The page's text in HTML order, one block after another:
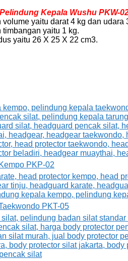
Kepala Wushu PKW-
yaitu darat 4 kg dan udara
yaitu 1 kg.
yaitu 26 X 25 X 22 cm3.
PKP-02
PKT-05